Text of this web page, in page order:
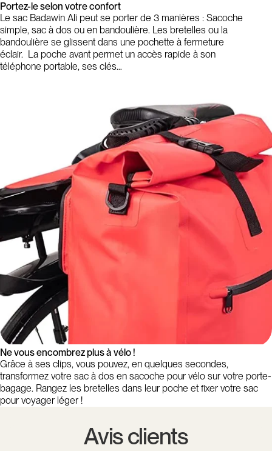
Portez-le selon votre confort
Le sac Badawin Ali peut se porter de 3 manières : Sacoche
simple, sac à dos ou en bandoulière. Les bretelles ou la
bandoulière se glissent dans une pochette à fermeture
éclair. La poche avant permet un accès rapide à son
téléphone portable, ses clés…
Ne vous encombrez plus à vélo !
Grâce à ses clips, vous pouvez, en quelques secondes,
transformez votre sac à dos en sacoche pour vélo sur votre porte-
bagage. Rangez les bretelles dans leur poche et fixer votre sac
pour voyager léger !
Avis clients